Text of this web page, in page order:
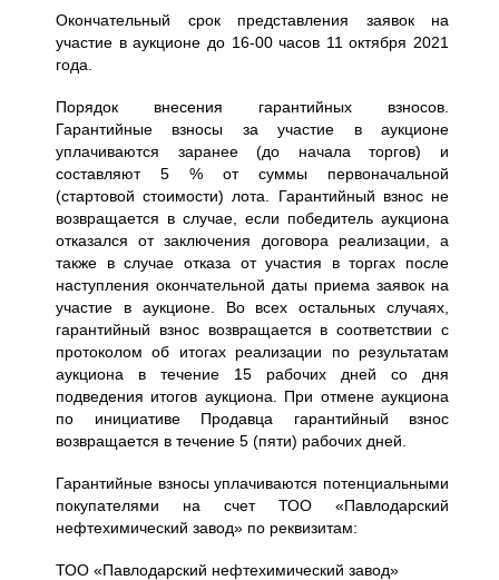
Окончательный срок представления заявок на
участие в аукционе до 16-00 часов 11 октября 2021
года.
Порядок внесения гарантийных взносов.
Гарантийные взносы за участие в аукционе
уплачиваются заранее (до начала торгов) и
составляют 5 % от суммы первоначальной
(стартовой стоимости) лота. Гарантийный взнос не
возвращается в случае, если победитель аукциона
отказался от заключения договора реализации, а
также в случае отказа от участия в торгах после
наступления окончательной даты приема заявок на
участие в аукционе. Во всех остальных случаях,
гарантийный взнос возвращается в соответствии с
протоколом об итогах реализации по результатам
аукциона в течение 15 рабочих дней со дня
подведения итогов аукциона. При отмене аукциона
по инициативе Продавца гарантийный взнос
возвращается в течение 5 (пяти) рабочих дней.
Гарантийные взносы уплачиваются потенциальными
покупателями на счет ТОО «Павлодарский
нефтехимический завод» по реквизитам:
ТОО «Павлодарский нефтехимический завод»